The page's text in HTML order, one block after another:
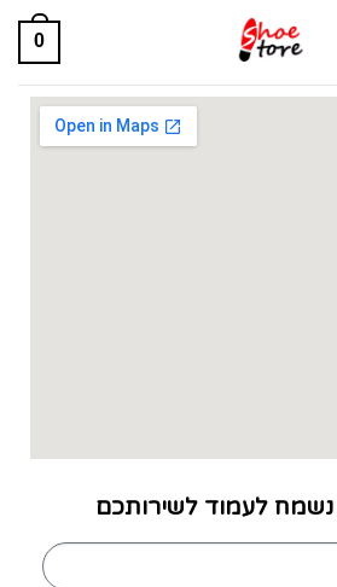
0
נשמח לעמוד לשירותכם